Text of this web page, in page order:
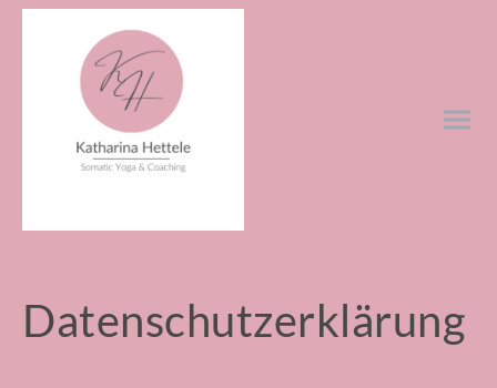
Datenschutzerklärung